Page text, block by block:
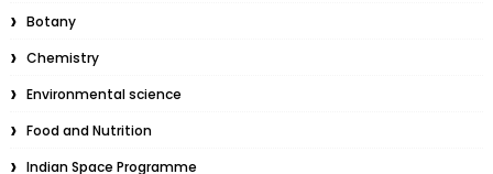
Botany
Chemistry
Environmental science
Food and Nutrition
Indian Space Programme